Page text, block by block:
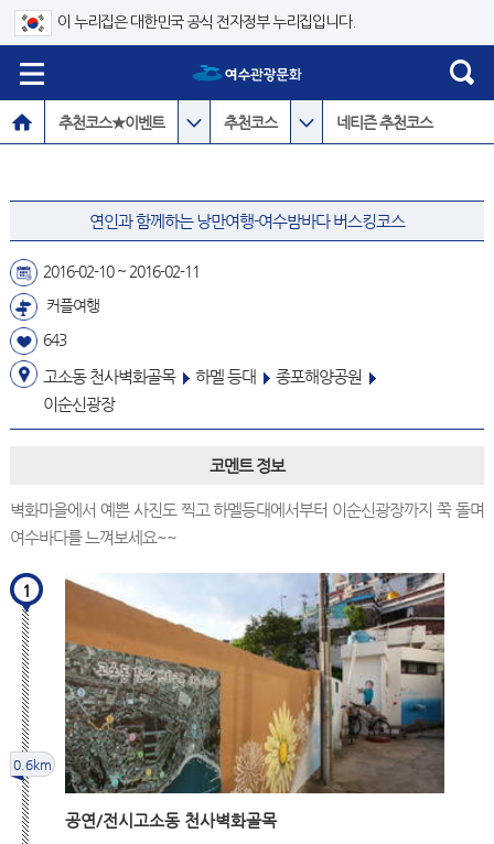
이 누리집은 대한민국 공식 전자정부 누리집입니다.
추천코스★이벤트 추천코스 네티즌 추천코스
연인과 함께하는 낭만여행-여수밤바다 버스킹코스
2016-02-10 ~ 2016-02-11
커플여행
643
고소동 천사벽화골목 하멜 등대
종포해양공원
이순신광장
코멘트 정보
벽화마을에서 예쁜 사진도 찍고 하멜등대에서부터 이순신광장까지 쭉 돌며
여수바다를 느껴보세요~~
1
공연/전시 고소동 천사벽화골목
0.6km